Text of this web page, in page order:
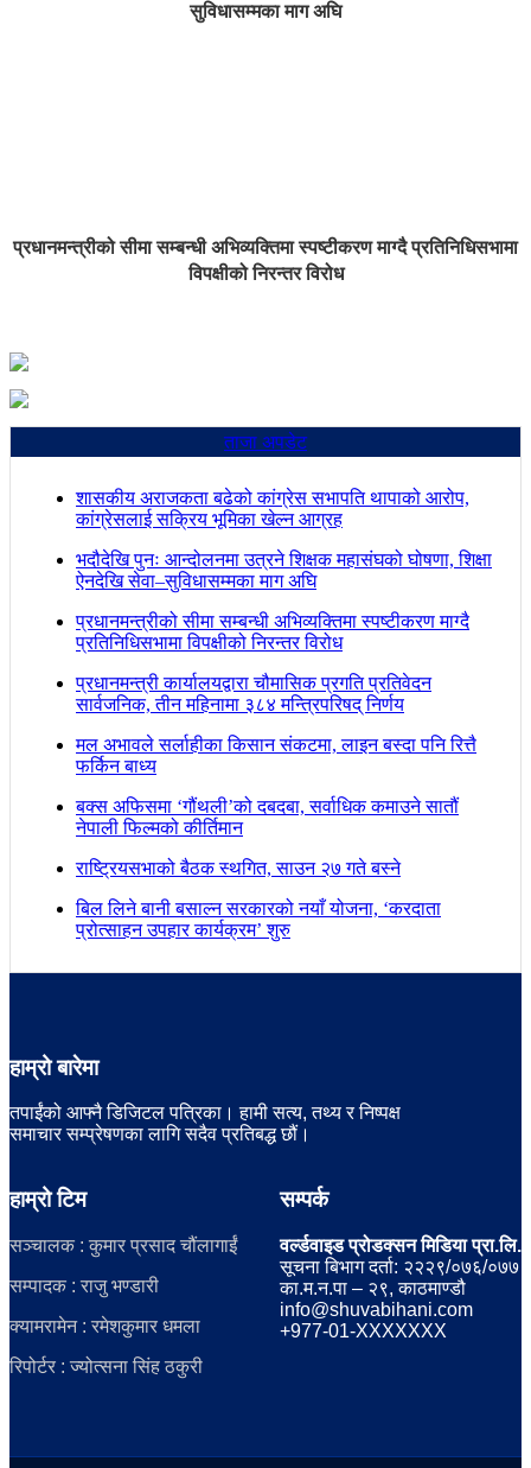
सुविधासम्मका माग अघि
प्रधानमन्त्रीको सीमा सम्बन्धी अभिव्यक्तिमा स्पष्टीकरण माग्दै प्रतिनिधिसभामा
विपक्षीको निरन्तर विरोध
ताजा अपडेट
शासकीय अराजकता बढेको कांग्रेस सभापति थापाको आरोप,
कांग्रेसलाई सक्रिय भूमिका खेल्न आग्रह
भदौदेखि पुनः आन्दोलनमा उत्रने शिक्षक महासंघको घोषणा, शिक्षा
ऐनदेखि सेवा–सुविधासम्मका माग अघि
प्रधानमन्त्रीको सीमा सम्बन्धी अभिव्यक्तिमा स्पष्टीकरण माग्दै
प्रतिनिधिसभामा विपक्षीको निरन्तर विरोध
प्रधानमन्त्री कार्यालयद्वारा चौमासिक प्रगति प्रतिवेदन
सार्वजनिक, तीन महिनामा ३८४ मन्त्रिपरिषद् निर्णय
मल अभावले सर्लाहीका किसान संकटमा, लाइन बस्दा पनि रित्तै
फर्किन बाध्य
बक्स अफिसमा ‘गौंथली’को दबदबा, सर्वाधिक कमाउने सातौं
नेपाली फिल्मको कीर्तिमान
राष्ट्रियसभाको बैठक स्थगित, साउन २७ गते बस्ने
बिल लिने बानी बसाल्न सरकारको नयाँ योजना, ‘करदाता
प्रोत्साहन उपहार कार्यक्रम’ शुरु
हाम्रो बारेमा
तपाईंको आफ्नै डिजिटल पत्रिका। हामी सत्य, तथ्य र निष्पक्ष
समाचार सम्प्रेषणका लागि सदैव प्रतिबद्ध छौं।
हाम्रो टिम
सञ्चालक : कुमार प्रसाद चौंलागाईं
सम्पादक : राजु भण्डारी
क्यामरामेन : रमेशकुमार धमला
रिपोर्टर : ज्योत्सना सिंह ठकुरी
सम्पर्क
वर्ल्डवाइड प्रोडक्सन मिडिया प्रा.लि.
सूचना बिभाग दर्ता: २२२९/०७६/०७७
का.म.न.पा – २९, काठमाण्डौ
info@shuvabihani.com
+977-01-XXXXXXX